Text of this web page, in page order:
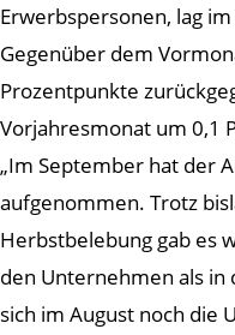
Erwerbspersonen, lag
Gegenüber dem
Prozentpunkte
Vorjahresmonat um 0,1
„Im September hat der
aufgenommen. Trotz
Herbstbelebung gab es
den Unternehmen als in
sich im August noch die